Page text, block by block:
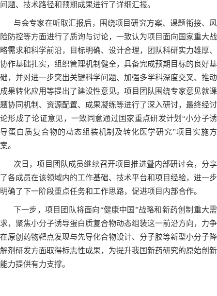
问题、技术路径和预期成果进行了详细汇报。
与会专家在听取汇报后，围绕项目研究方案、课题衔接、风
险防控等方面进行了质询与讨论，一致认为项目面向国家重大战
略需求和科学前沿，目标明确、设计合理，团队科研实力雄厚、
协作基础扎实，组织管理机制健全，具备完成预期目标的良好基
础，并对进一步突出关键科学问题、加强多学科深度交叉、推动
成果转化应用等提出了建设性意见。项目团队围绕专家意见就课
题协同机制、资源配置、成果凝练等进行了深入研讨，最终经讨
论形成了论证意见，一致同意通过国家重点研发计划“小分子诱
导蛋白质复合物的动态组装机制及转化医学研究”项目实施方
案。
次日，项目团队成员继续召开项目推进暨内部研讨会，分享
了各成员在该领域内的工作基础、技术平台和项目经验，进一步
明确了下一阶段重点任务和工作思路，促进项目内部合作。
下一步，项目团队将面向“健康中国”战略和新药创制重大需
求，聚焦小分子诱导蛋白质复合物动态组装这一前沿方向，力争
在原创药物靶点发现与先导化合物设计、分子胶等新型小分子降
解剂研发方面取得标志性成果，为提升我国新药研究的原始创新
能力提供有力支撑。